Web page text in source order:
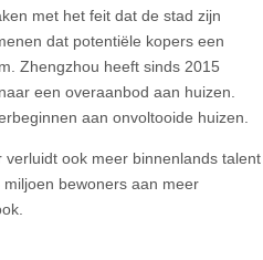
met het feit dat de stad zijn
dat potentiële kopers een
Zhengzhou heeft sinds 2015
een overaanbod aan huizen.
aan onvoltooide huizen.
ook meer binnenlands talent
bewoners aan meer